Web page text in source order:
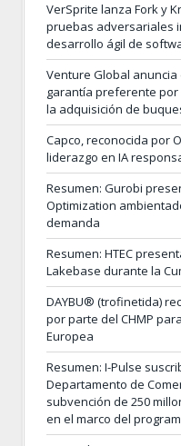
VerSprite lanza Fork y
pruebas adversariales
desarrollo ágil de
Venture Global
garantía preferente por
la adquisición de
Capco, reconocida por
liderazgo en IA
Resumen: Gurobi
Optimization
demanda
Resumen: HTEC
Lakebase durante la
DAYBU® (trofinetida)
por parte del CHMP
Europea
Resumen: I-Pulse
Departamento de
subvención de 250
en el marco del